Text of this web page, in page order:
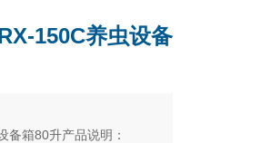
150C养虫设备
备箱80升产品说明：